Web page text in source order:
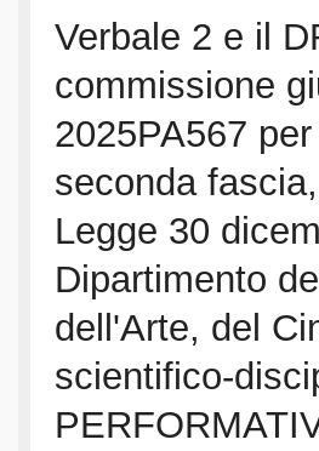
Verbale 2 e il
commissione
2025PA567
seconda
Legge 30
Dipartimento
dell'Arte, del
scientifico-